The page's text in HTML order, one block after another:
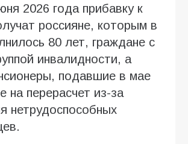
2026 года прибавку к
россияне, которым в
80 лет, граждане с
инвалидности, а
подавшие в мае
на перерасчет из-за
нетрудоспособных